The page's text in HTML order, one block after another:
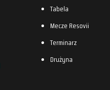
Tabela
Mecze Resovii
Terminarz
Drużyna